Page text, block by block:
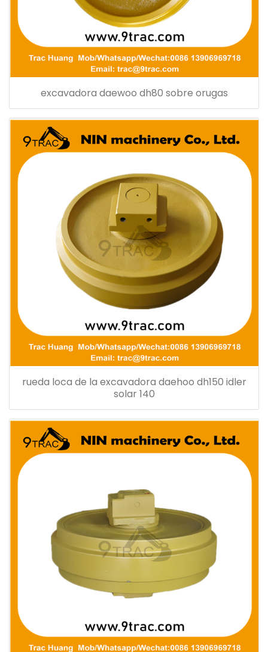
excavadora daewoo dh80 sobre orugas
rueda loca de la excavadora daehoo dh150 idler
solar 140